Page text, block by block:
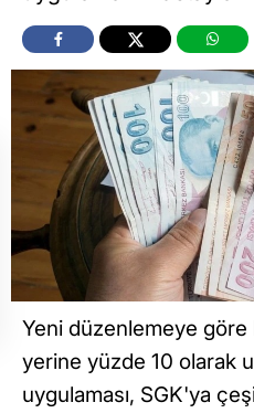
Yeni düzenlemeye göre
yerine yüzde 10 olarak
uygulaması, SGK'ya